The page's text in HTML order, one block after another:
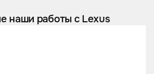
наши работы с Lexus